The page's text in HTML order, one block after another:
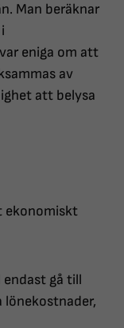
Man beräknar
eniga om att
av
att belysa
gå till